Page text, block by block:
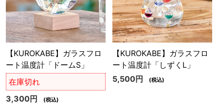
【KUROKABE】ガラスフロ
ート温度計「ドームS」
在庫切れ
3,300円
(税込)
【KUROKABE】ガラスフロ
ート温度計「しずくL」
5,500円
(税込)